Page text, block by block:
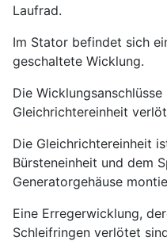
Laufrad.
Im Stator befindet sich
geschaltete Wicklung.
Die
Gleichrichtereinheit
Die Gleichrichtereinheit
Bürsteneinheit und dem
Generatorgehäuse
Eine Erregerwicklung,
Schleifringen verlötet